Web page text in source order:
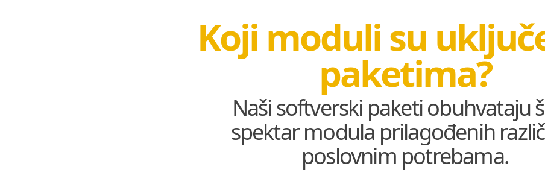
Koji moduli su
paketima?
Naši softverski paketi obuhvataju
spektar modula prilagođenih
poslovnim potrebama.